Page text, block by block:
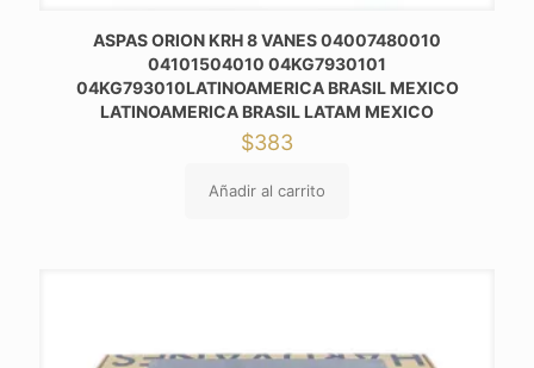
ASPAS ORION KRH 8 VANES 04007480010
04101504010 04KG7930101
04KG793010LATINOAMERICA BRASIL MEXICO
LATINOAMERICA BRASIL LATAM MEXICO
$383
Añadir al carrito